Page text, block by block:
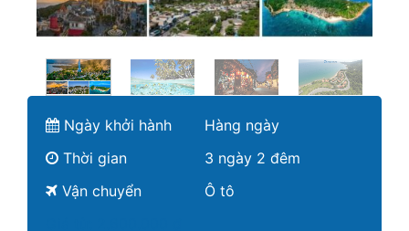
Ngày khởi hành
Hàng ngày
Thời gian
3 ngày 2 đêm
Vận chuyển
Ô tô